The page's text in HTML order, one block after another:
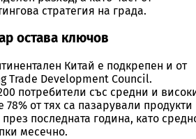
стратегия на града.
остава ключов
Китай е подкрепен и от
Trade Development Council.
потребители със средни и
78% от тях са пазарували продукти
последната година, като
месечно.